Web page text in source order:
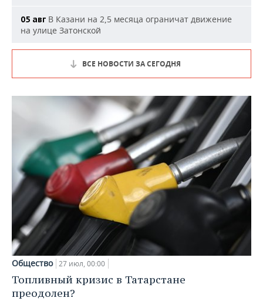
05 авг В Казани на 2,5 месяца ограничат движение
на улице Затонской
ВСЕ НОВОСТИ ЗА СЕГОДНЯ
Общество 27 июл, 00:00
Топливный кризис в Татарстане
преодолен?